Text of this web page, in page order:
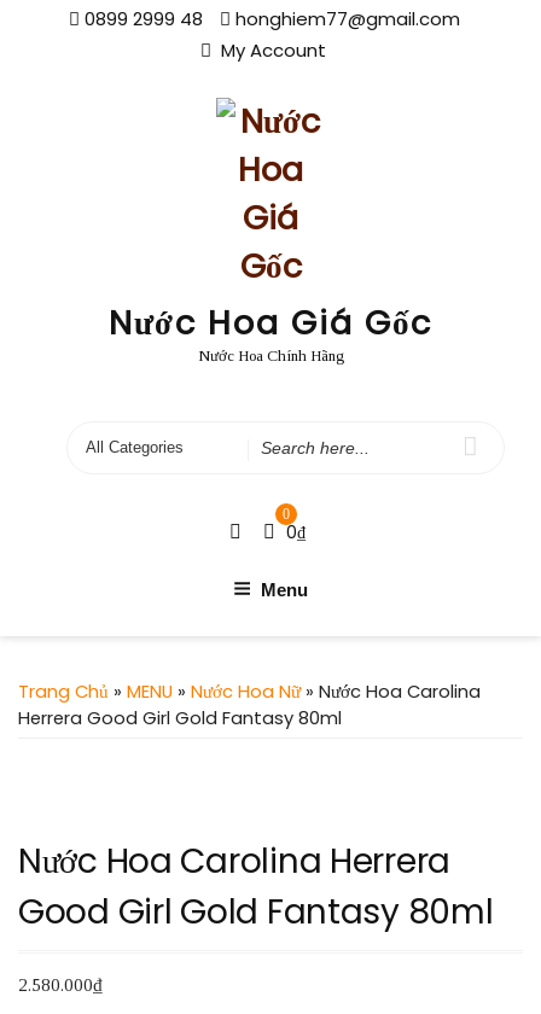
0899 2999 48
honghiem77@gmail.com
My Account
Nước Hoa Giá Gốc
Nước Hoa Chính Hãng
Search
0
0₫
Menu
Trang Chủ » MENU » Nước Hoa Nữ» Nước Hoa Carolina
Herrera Good Girl Gold Fantasy 80ml
Nước Hoa Carolina Herrera
Good Girl Gold Fantasy 80ml
2.580.000₫